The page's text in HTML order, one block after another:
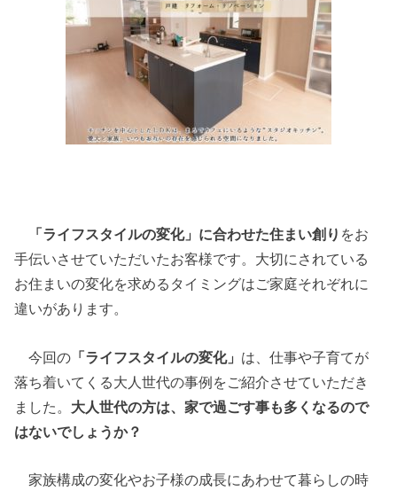
「ライフスタイルの変化」に合わせた住まい創り をお
手伝いさせていただいたお客様です。大切にされている
お住まいの変化を求めるタイミングはご家庭それぞれに
違いがあります。
今回の 「ライフスタイルの変化」 は、仕事や子育てが
落ち着いてくる大人世代の事例をご紹介させていただき
ました。 大人世代の方は、家で過ごす事も多くなるので
はないでしょうか？
家族構成の変化やお子様の成長にあわせて暮らしの時